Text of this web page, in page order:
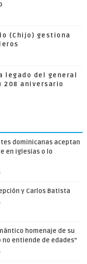
(Chijo) gestiona
legado del general
208 aniversario
dominicanas aceptan
en iglesias o lo
y Carlos Batista
homenaje de su
no entiende de edades”